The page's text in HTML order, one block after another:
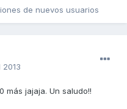
de nuevos usuarios
más jajaja. Un saludo!!